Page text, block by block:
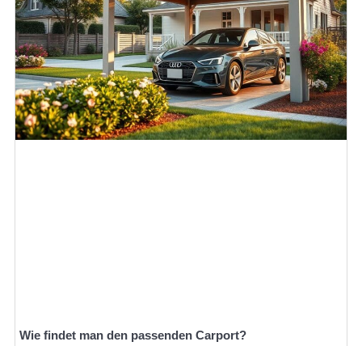
Wie findet man den passenden Carport?